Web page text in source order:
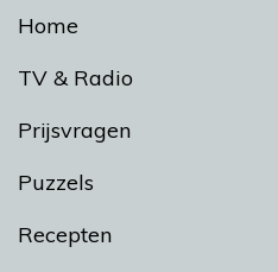
Home
TV & Radio
Prijsvragen
Puzzels
Recepten